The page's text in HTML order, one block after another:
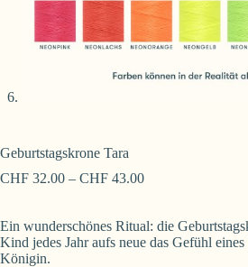
Geburtstagskrone Tara
CHF 32.00 – CHF 43.00
Ein wunderschönes Ritual: die
Kind jedes Jahr aufs neue das Gefühl
Königin.